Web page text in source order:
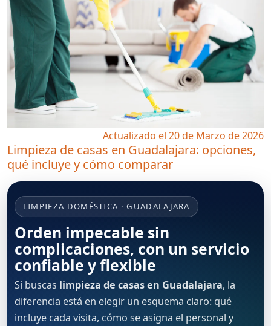
Actualizado el 20 de Marzo de 2026
Limpieza de casas en Guadalajara: opciones,
qué incluye y cómo comparar
LIMPIEZA DOMÉSTICA · GUADALAJARA
Orden impecable sin
complicaciones, con un servicio
confiable y flexible
Si buscas limpieza de casas en Guadalajara, la
diferencia está en elegir un esquema claro: qué
incluye cada visita, cómo se asigna el personal y